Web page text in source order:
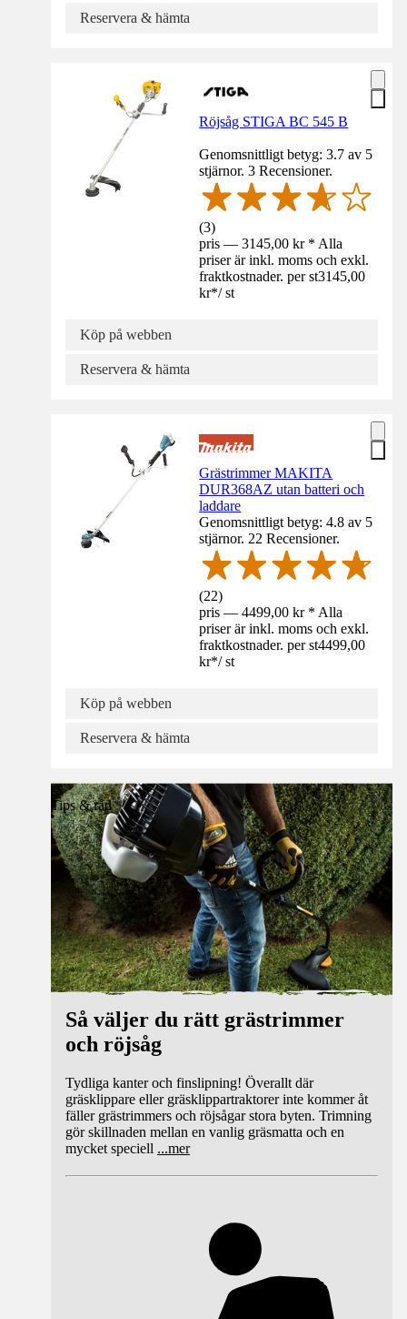
Reservera & hämta
Röjsåg STIGA BC 545 B
Genomsnittligt betyg: 3.7 av 5
stjärnor. 3 Recensioner.
(3)
pris — 3145,00 kr * Alla
priser är inkl. moms och exkl.
fraktkostnader. per st3145,00
kr*/ st
Köp på webben
Reservera & hämta
Grästrimmer MAKITA
DUR368AZ utan batteri och
laddare
Genomsnittligt betyg: 4.8 av 5
stjärnor. 22 Recensioner.
(22)
pris — 4499,00 kr * Alla
priser är inkl. moms och exkl.
fraktkostnader. per st4499,00
kr*/ st
Köp på webben
Reservera & hämta
Tips & råd
Så väljer du rätt grästrimmer
och röjsåg
Tydliga kanter och finslipning! Överallt där
gräsklippare eller gräsklippartraktorer inte kommer åt
fäller grästrimmers och röjsågar stora byten. Trimning
gör skillnaden mellan en vanlig gräsmatta och en
mycket speciell ...mer